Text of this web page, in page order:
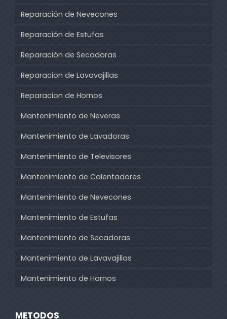
Reparación de Nevecones
Reparación de Estufas
Reparación de Secadoras
Reparacion de Lavavajillas
Reparacion de Hornos
Mantenimiento de Neveras
Mantenimiento de Lavadoras
Mantenimiento de Televisores
Mantenimiento de Calentadores
Mantenimiento de Nevecones
Mantenimiento de Estufas
Mantenimiento de Secadoras
Mantenimiento de Lavavajillas
Mantenimiento de Hornos
METODOS